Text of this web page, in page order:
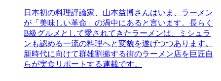
日本初の料理評論家、山本益博さんはいま、ラーメン
が「美味しい革命」の渦中にあると言います。長らく
B級グルメとして愛されてきたラーメンは、ミシュラ
ンも認める一流の料理へと変貌を遂げつつあります。
新時代に向けて群雄割拠する街のラーメン店を巨匠自
らが実食リポートする連載です。